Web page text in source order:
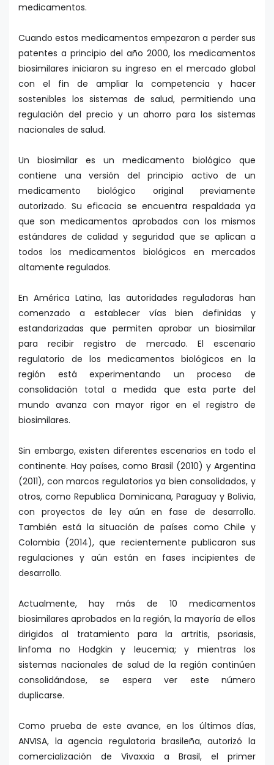
medicamentos.
Cuando estos medicamentos empezaron a perder sus
patentes a principio del año 2000, los medicamentos
biosimilares iniciaron su ingreso en el mercado global
con el fin de ampliar la competencia y hacer
sostenibles los sistemas de salud, permitiendo una
regulación del precio y un ahorro para los sistemas
nacionales de salud.
Un biosimilar es un medicamento biológico que
contiene una versión del principio activo de un
medicamento biológico original previamente
autorizado. Su eficacia se encuentra respaldada ya
que son medicamentos aprobados con los mismos
estándares de calidad y seguridad que se aplican a
todos los medicamentos biológicos en mercados
altamente regulados.
En América Latina, las autoridades reguladoras han
comenzado a establecer vías bien definidas y
estandarizadas que permiten aprobar un biosimilar
para recibir registro de mercado. El escenario
regulatorio de los medicamentos biológicos en la
región está experimentando un proceso de
consolidación total a medida que esta parte del
mundo avanza con mayor rigor en el registro de
biosimilares.
Sin embargo, existen diferentes escenarios en todo el
continente. Hay países, como Brasil (2010) y Argentina
(2011), con marcos regulatorios ya bien consolidados, y
otros, como Republica Dominicana, Paraguay y Bolivia,
con proyectos de ley aún en fase de desarrollo.
También está la situación de países como Chile y
Colombia (2014), que recientemente publicaron sus
regulaciones y aún están en fases incipientes de
desarrollo.
Actualmente, hay más de 10 medicamentos
biosimilares aprobados en la región, la mayoría de ellos
dirigidos al tratamiento para la artritis, psoriasis,
linfoma no Hodgkin y leucemia; y mientras los
sistemas nacionales de salud de la región continúen
consolidándose, se espera ver este número
duplicarse.
Como prueba de este avance, en los últimos días,
ANVISA, la agencia regulatoria brasileña, autorizó la
comercialización de Vivaxxia a Brasil, el primer